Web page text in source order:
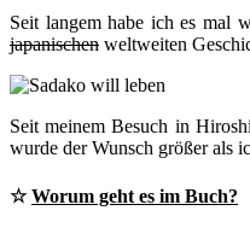
Seit langem habe ich es mal
japanischen weltweiten
Seit meinem Besuch in
wurde der Wunsch größer als
☆Worum geht es im Buch?